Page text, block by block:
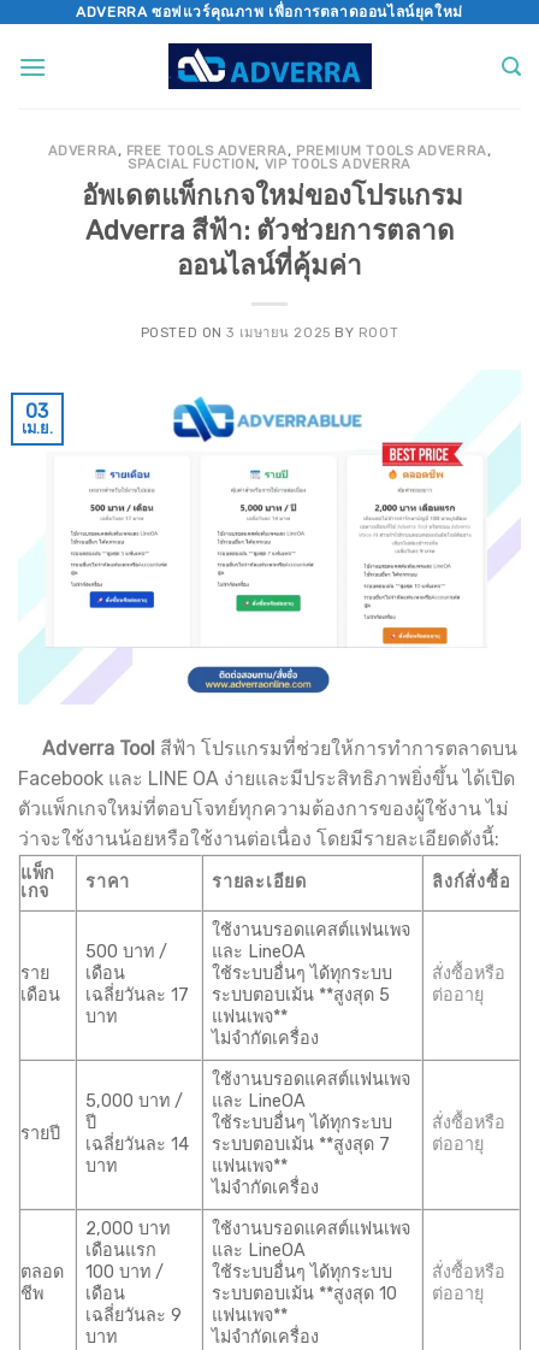
content
ADVERRA ซอฟแวร์คุณภาพ เพื่อการตลาดออนไลน์ยุคใหม่
ADVERRA, FREE TOOLS ADVERRA, PREMIUM TOOLS ADVERRA,
SPACIAL FUCTION, VIP TOOLS ADVERRA
อัพเดตแพ็กเกจใหม่ของโปรแกรม
Adverra สีฟ้า: ตัวช่วยการตลาด
ออนไลน์ที่คุ้มค่า
POSTED ON3 เมษายน 2025 BY ROOT
03
เม.ย.
Adverra Tool สีฟ้า โปรแกรมที่ช่วยให้การทำการตลาดบน
Facebook และ LINE OA ง่ายและมีประสิทธิภาพยิ่งขึ้น ได้เปิด
ตัวแพ็กเกจใหม่ที่ตอบโจทย์ทุกความต้องการของผู้ใช้งาน ไม่
ว่าจะใช้งานน้อยหรือใช้งานต่อเนื่อง โดยมีรายละเอียดดังนี้:
แพ็ก
เกจ
ราคา รายละเอียด ลิงก์สั่งซื้อ
ราย
เดือน
500 บาท /
เดือน
เฉลี่ยวันละ 17
บาท
ใช้งานบรอดแคสต์แฟนเพจ
และ LineOA
ใช้ระบบอื่นๆ ได้ทุกระบบ
ระบบตอบเม้น **สูงสุด 5
แฟนเพจ**
ไม่จำกัดเครื่อง
สั่งซื้อหรือ
ต่ออายุ
รายปี
5,000 บาท /
ปี
เฉลี่ยวันละ 14
บาท
ใช้งานบรอดแคสต์แฟนเพจ
และ LineOA
ใช้ระบบอื่นๆ ได้ทุกระบบ
ระบบตอบเม้น **สูงสุด 7
แฟนเพจ**
ไม่จำกัดเครื่อง
สั่งซื้อหรือ
ต่ออายุ
ตลอด
ชีพ
2,000 บาท
เดือนแรก
100 บาท /
เดือน
เฉลี่ยวันละ 9
บาท
ใช้งานบรอดแคสต์แฟนเพจ
และ LineOA
ใช้ระบบอื่นๆ ได้ทุกระบบ
ระบบตอบเม้น **สูงสุด 10
แฟนเพจ**
ไม่จำกัดเครื่อง
สั่งซื้อหรือ
ต่ออายุ